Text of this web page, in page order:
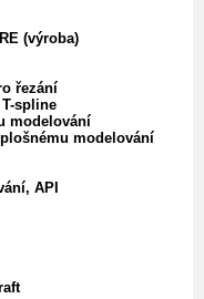
(výroba)
řezání
spline
modelování
modelování
API